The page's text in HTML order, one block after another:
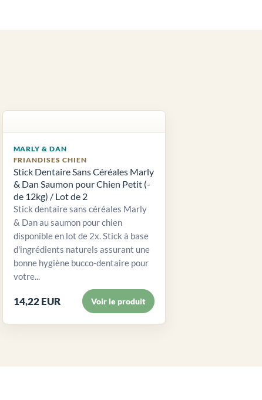
MARLY & DAN
FRIANDISES CHIEN
Stick Dentaire Sans Céréales Marly
& Dan Saumon pour Chien Petit (-
de 12kg) / Lot de 2
Stick dentaire sans céréales Marly
& Dan au saumon pour chien
disponible en lot de 2x. Stick à base
d'ingrédients naturels assurant une
bonne hygiène bucco-dentaire pour
votre...
14,22 EUR Voir le produit